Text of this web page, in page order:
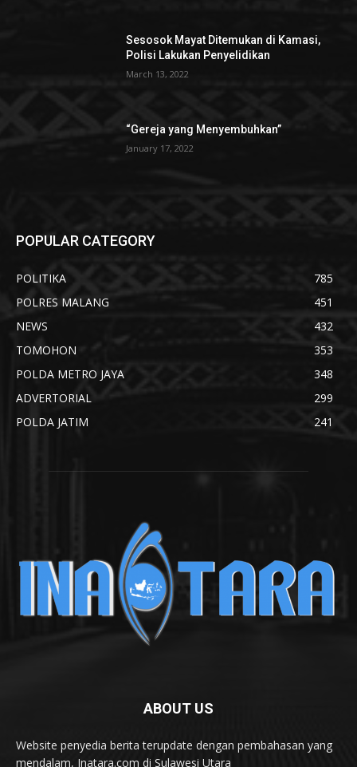
Sesosok Mayat Ditemukan di Kamasi,
Polisi Lakukan Penyelidikan
March 13, 2022
“Gereja yang Menyembuhkan”
January 17, 2022
POPULAR CATEGORY
POLITIKA
785
POLRES MALANG
451
NEWS
432
TOMOHON
353
POLDA METRO JAYA
348
ADVERTORIAL
299
POLDA JATIM
241
ABOUT US
Website penyedia berita terupdate dengan pembahasan yang
mendalam, Inatara.com di Sulawesi Utara